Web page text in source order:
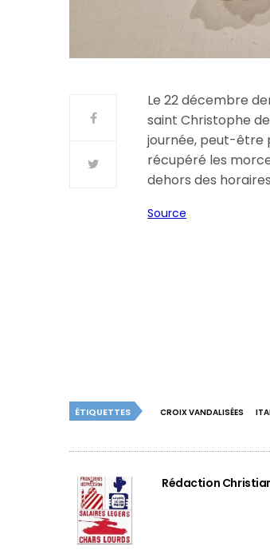
Le 22 décembre
saint Christophe
journée, peut-être
récupéré les
dehors des
Source
ÉTIQUETTES CROIX VANDALISÉES
Rédaction